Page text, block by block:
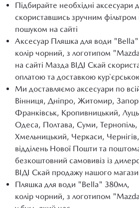
Підбирайте необхідні аксесуари
скориставшись зручним фільтром
пошуком на сайті
Аксесуар Пляшка для води
колір чорний, з логотипом
на сайті Мазда ВІДІ Скай
оплатою та доставкою
Ми доставляємо аксесуари по
Вінниця, Дніпро, Житомир,
Франківськ, Кропивницький,
Одеса, Полтава, Суми, Тернопіль,
Хмельницький, Черкаси,
відділень Нової Пошти та
безкоштовний самовивіз із
ВІДІ Скай продажу нашого
Пляшка для води "Bella" 380мл,
колір чорний, з логотипом